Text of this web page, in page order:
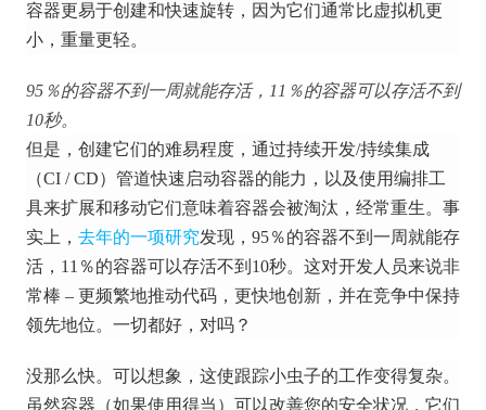
容器更易于创建和快速旋转，因为它们通常比虚拟机更
小，重量更轻。
95％的容器不到一周就能存活，11％的容器可以存活不到
10秒。
但是，创建它们的难易程度，通过持续开发/持续集成
（CI / CD）管道快速启动容器的能力，以及使用编排工
具来扩展和移动它们意味着容器会被淘汰，经常重生。 事
实上， 去年的一项研究发现，95％的容器不到一周就能存
活，11％的容器可以存活不到10秒。 这对开发人员来说非
常棒 – 更频繁地推动代码，更快地创新，并在竞争中保持
领先地位。 一切都好，对吗？
没那么快。 可以想象，这使跟踪小虫子的工作变得复杂。
虽然容器（如果使用得当）可以改善您的安全状况，它们